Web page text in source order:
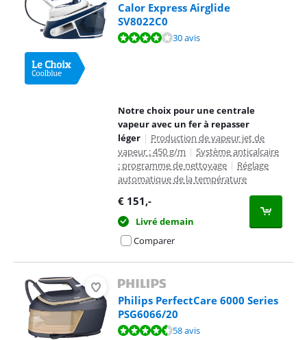
Calor Express Airglide
SV8022C0
La note est de 8,3 sur 10, basée sur 30 avis.30 avis
Notre choix pour une centrale
vapeur avec un fer à repasser
léger | Production de vapeur jet de
vapeur : 450 g/m | Système anticalcaire
: programme de nettoyage | Réglage
automatique de la température
€ 151,-
Livré demain
Comparer
Philips PerfectCare 6000 Series
PSG6066/20
La note est de 8,5 sur 10, basée sur 58 avis.58 avis